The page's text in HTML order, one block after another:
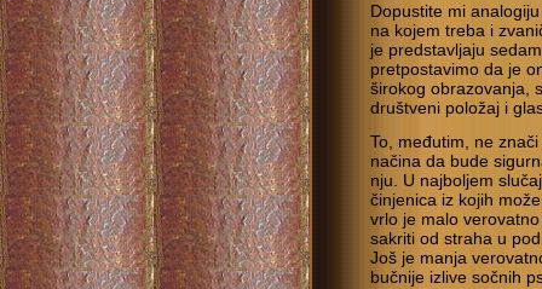
Dopustite mi
na kojem treba i
je predstavljaju
pretpostavimo da je
širokog obrazovanja,
društveni položaj i
To, međutim, ne
načina da bude
nju. U najboljem
činjenica iz kojih
vrlo je malo
sakriti od straha u
Još je manja
bučnije izlive sočnih